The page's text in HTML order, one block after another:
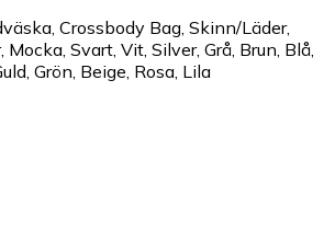
Crossbody Bag, Skinn/Läder,
Svart, Vit, Silver, Grå, Brun, Blå,
Grön, Beige, Rosa, Lila